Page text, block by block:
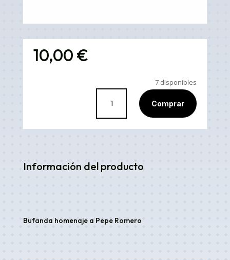
10,00 €
7 disponibles
PEPE
ROMERO
cantidad
Comprar
Información del producto
Bufanda homenaje a Pepe Romero